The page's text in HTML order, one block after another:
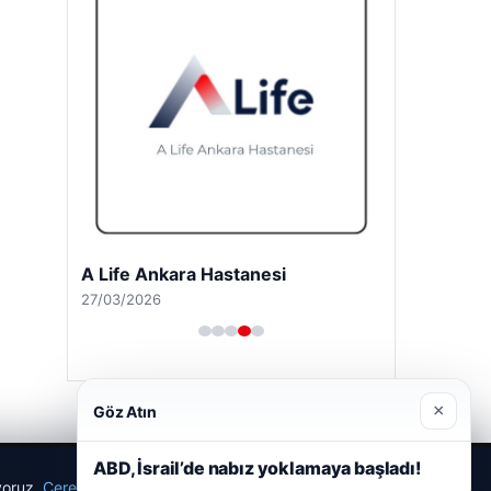
A Life Ankara Hastanesi
27/03/2026
Çerez Politikamız
Göz Atın ×
ABD, İsrail’de nabız yoklamaya başladı!